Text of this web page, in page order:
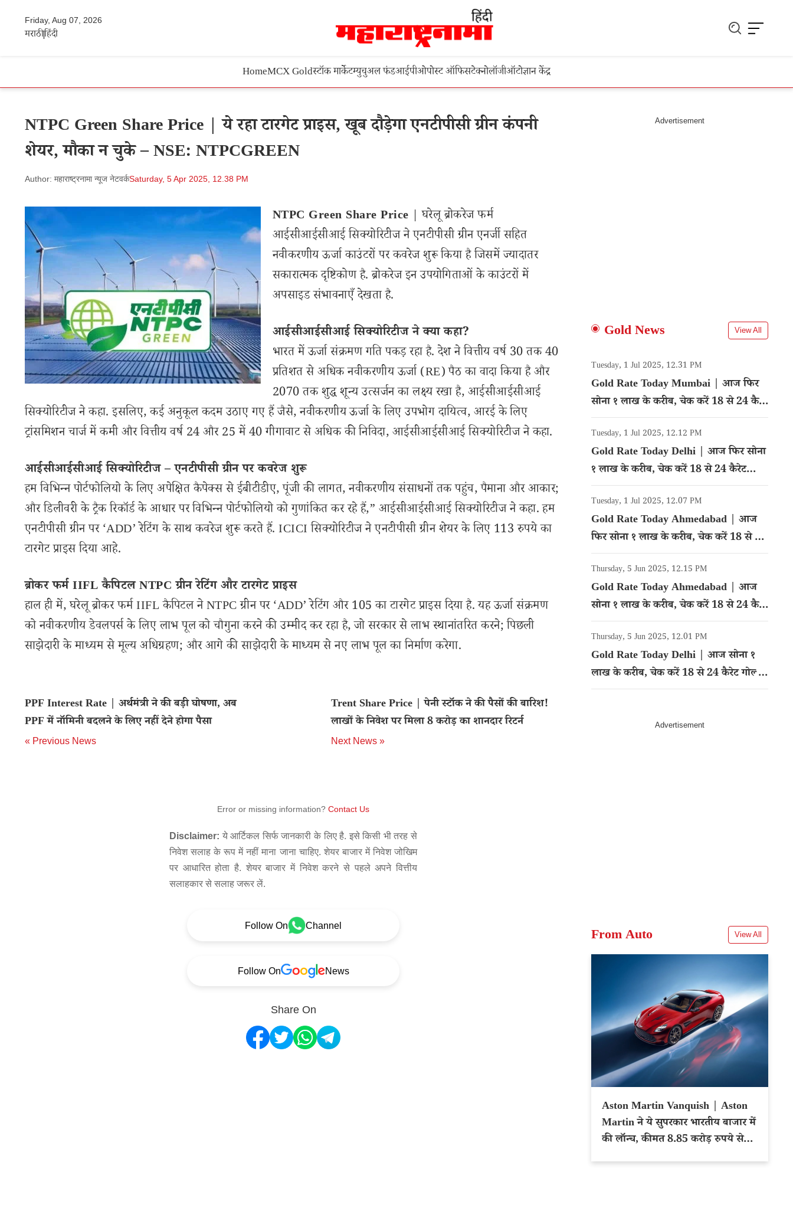
Friday, Aug 07, 2026
मराठीहिंदी
HomeMCX Goldस्टॉक मार्केटम्युचुअल फंडआईपीओपोस्ट ऑफिसटेक्नोलॉजीऑटोज्ञान केंद्र
NTPC Green Share Price | ये रहा टारगेट प्राइस, खूब दौड़ेगा एनटीपीसी ग्रीन कंपनी
शेयर, मौका न चुके – NSE: NTPCGREEN
Author: महाराष्ट्रनामा न्यूज नेटवर्कSaturday, 5 Apr 2025, 12.38 PM
NTPC Green Share Price | घरेलू ब्रोकरेज फर्म
आईसीआईसीआई सिक्योरिटीज ने एनटीपीसी ग्रीन एनर्जी सहित
नवीकरणीय ऊर्जा काउंटरों पर कवरेज शुरू किया है जिसमें ज्यादातर
सकारात्मक दृष्टिकोण है. ब्रोकरेज इन उपयोगिताओं के काउंटरों में
अपसाइड संभावनाएँ देखता है.
आईसीआईसीआई सिक्योरिटीज ने क्या कहा?
भारत में ऊर्जा संक्रमण गति पकड़ रहा है. देश ने वित्तीय वर्ष 30 तक 40
प्रतिशत से अधिक नवीकरणीय ऊर्जा (RE) पैठ का वादा किया है और
2070 तक शुद्ध शून्य उत्सर्जन का लक्ष्य रखा है, आईसीआईसीआई
सिक्योरिटीज ने कहा. इसलिए, कई अनुकूल कदम उठाए गए हैं जैसे, नवीकरणीय ऊर्जा के लिए उपभोग दायित्व, आरई के लिए
ट्रांसमिशन चार्ज में कमी और वित्तीय वर्ष 24 और 25 में 40 गीगावाट से अधिक की निविदा, आईसीआईसीआई सिक्योरिटीज ने कहा.
आईसीआईसीआई सिक्योरिटीज – एनटीपीसी ग्रीन पर कवरेज शुरू
हम विभिन्न पोर्टफोलियो के लिए अपेक्षित कैपेक्स से ईबीटीडीए, पूंजी की लागत, नवीकरणीय संसाधनों तक पहुंच, पैमाना और आकार;
और डिलीवरी के ट्रैक रिकॉर्ड के आधार पर विभिन्न पोर्टफोलियो को गुणांकित कर रहे हैं,” आईसीआईसीआई सिक्योरिटीज ने कहा. हम
एनटीपीसी ग्रीन पर ‘ADD’ रेटिंग के साथ कवरेज शुरू करते हैं. ICICI सिक्योरिटीज ने एनटीपीसी ग्रीन शेयर के लिए 113 रुपये का
टारगेट प्राइस दिया आहे.
ब्रोकर फर्म IIFL कैपिटल NTPC ग्रीन रेटिंग और टारगेट प्राइस
हाल ही में, घरेलू ब्रोकर फर्म IIFL कैपिटल ने NTPC ग्रीन पर ‘ADD’ रेटिंग और 105 का टारगेट प्राइस दिया है. यह ऊर्जा संक्रमण
को नवीकरणीय डेवलपर्स के लिए लाभ पूल को चौगुना करने की उम्मीद कर रहा है, जो सरकार से लाभ स्थानांतरित करने; पिछली
साझेदारी के माध्यम से मूल्य अधिग्रहण; और आगे की साझेदारी के माध्यम से नए लाभ पूल का निर्माण करेगा.
PPF Interest Rate | अर्थमंत्री ने की बड़ी घोषणा, अब
PPF में नॉमिनी बदलने के लिए नहीं देने होगा पैसा
« Previous News
Trent Share Price | पेनी स्टॉक ने की पैसों की बारिश!
लाखों के निवेश पर मिला 8 करोड़ का शानदार रिटर्न
Next News »
Error or missing information? Contact Us
Disclaimer: ये आर्टिकल सिर्फ जानकारी के लिए है. इसे किसी भी तरह से
निवेश सलाह के रूप में नहीं माना जाना चाहिए. शेयर बाजार में निवेश जोखिम
पर आधारित होता है. शेयर बाजार में निवेश करने से पहले अपने वित्तीय
सलाहकार से सलाह जरूर लें.
Follow On Channel
Follow On News
Share On
Gold News View All
Tuesday, 1 Jul 2025, 12.31 PM
Gold Rate Today Mumbai | आज फिर
सोना १ लाख के करीब, चेक करें 18 से 24 कैरेट
गोल्ड का रेट
Tuesday, 1 Jul 2025, 12.12 PM
Gold Rate Today Delhi | आज फिर सोना
१ लाख के करीब, चेक करें 18 से 24 कैरेट
गोल्ड का रेट
Tuesday, 1 Jul 2025, 12.07 PM
Gold Rate Today Ahmedabad | आज
फिर सोना १ लाख के करीब, चेक करें 18 से 24
कैरेट गोल्ड का रेट
Thursday, 5 Jun 2025, 12.15 PM
Gold Rate Today Ahmedabad | आज
सोना १ लाख के करीब, चेक करें 18 से 24 कैरेट
गोल्ड का रेट
Thursday, 5 Jun 2025, 12.01 PM
Gold Rate Today Delhi | आज सोना १
लाख के करीब, चेक करें 18 से 24 कैरेट गोल्ड
का रेट
From Auto View All
Aston Martin Vanquish | Aston
Martin ने ये सुपरकार भारतीय बाजार में
की लॉन्च, कीमत 8.85 करोड़ रुपये से